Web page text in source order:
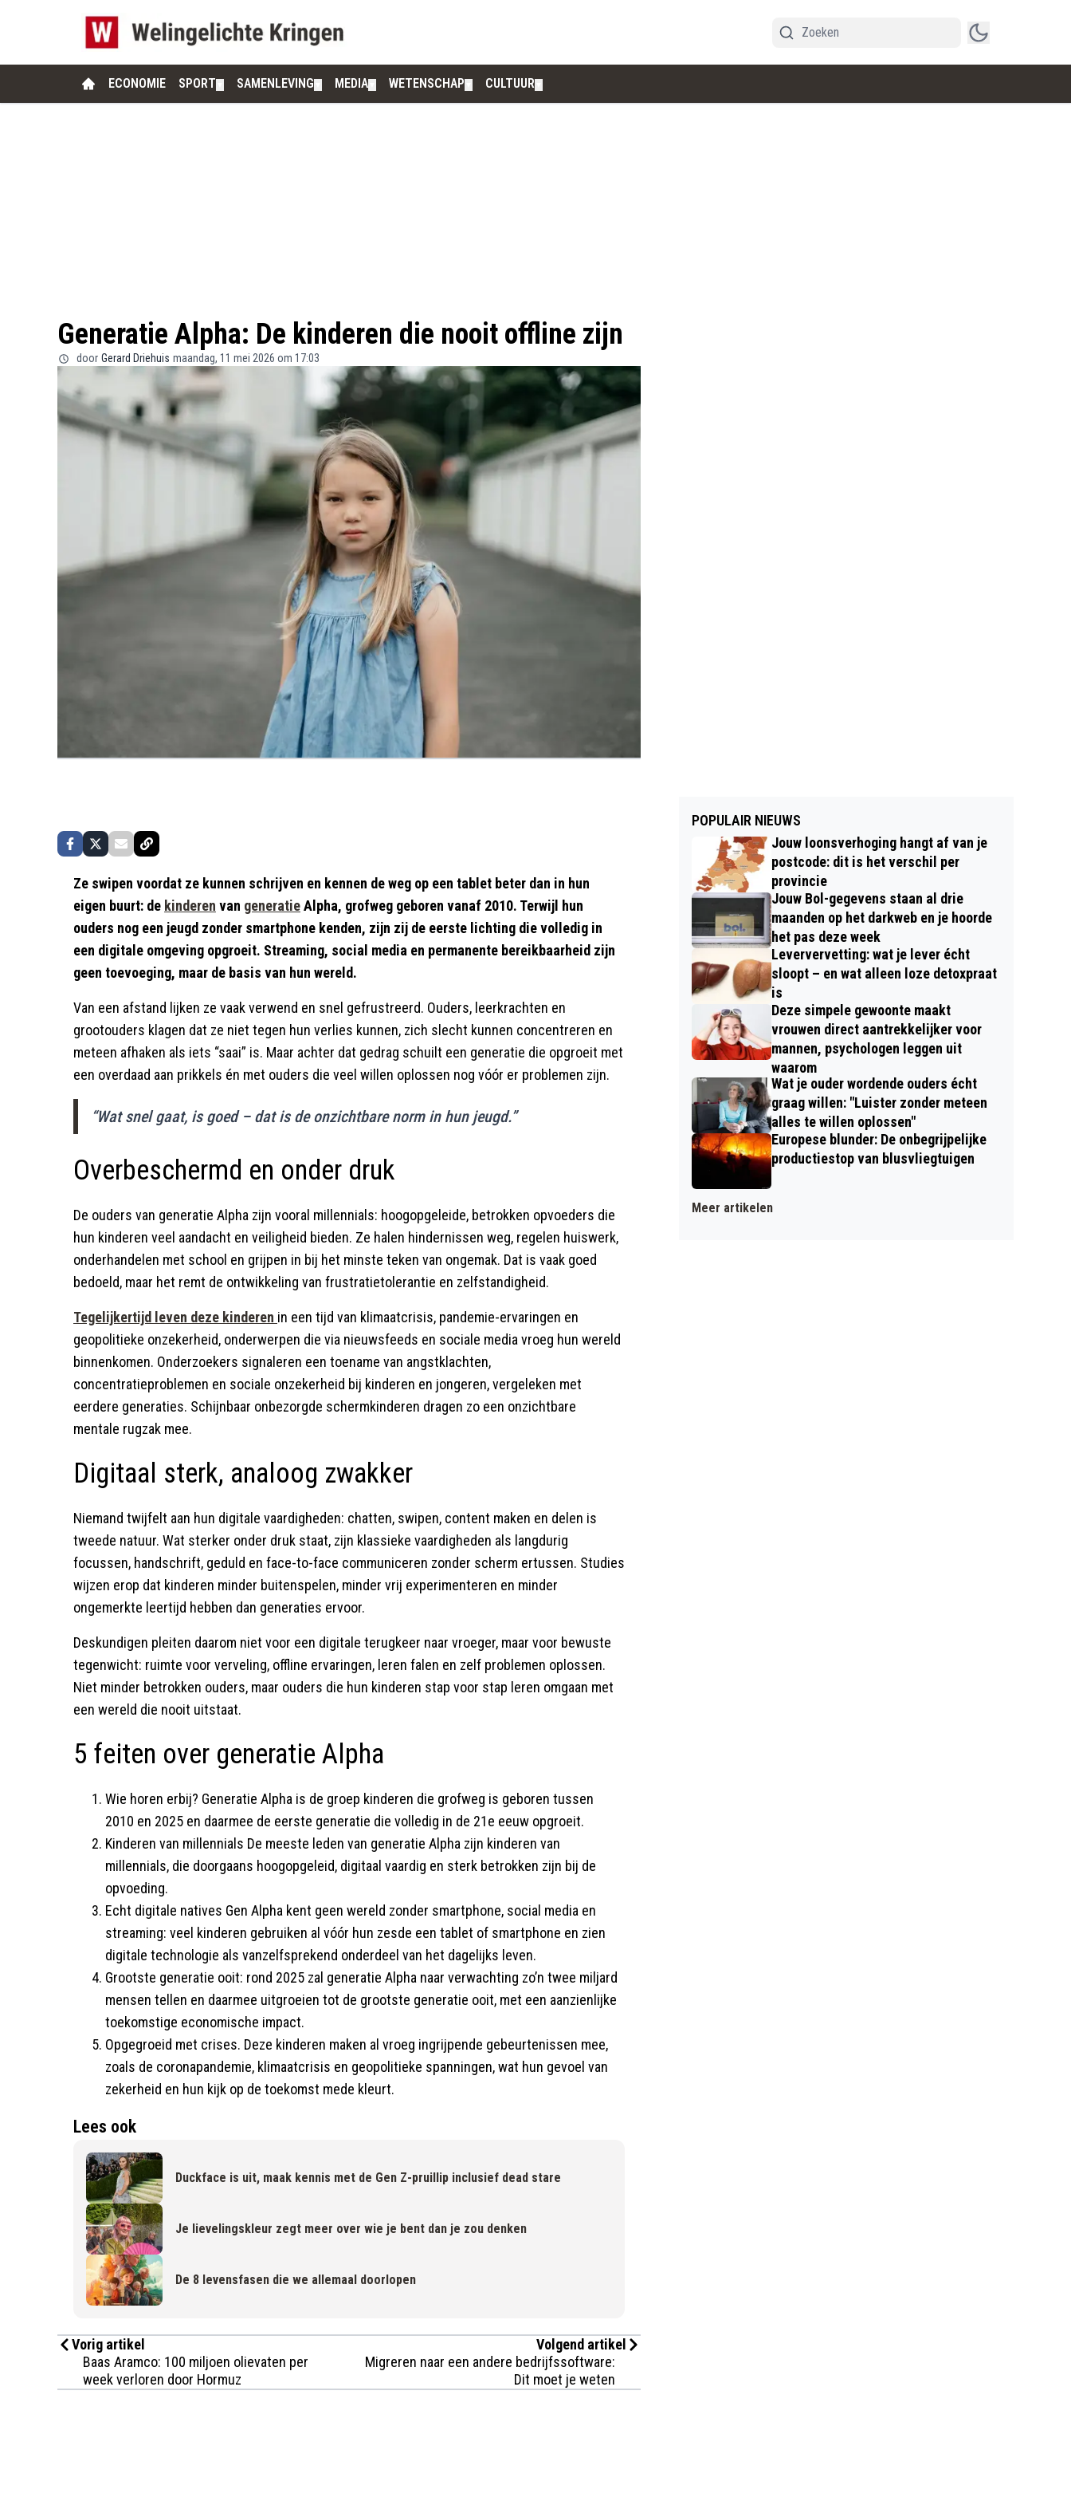
ECONOMIE SPORT SAMENLEVING MEDIA WETENSCHAP CULTUUR
Generatie Alpha: De kinderen die nooit offline zijn
door Gerard Driehuis maandag, 11 mei 2026 om 17:03
Ze swipen voordat ze kunnen schrijven en kennen de weg op een tablet beter dan in hun
eigen buurt: de kinderen van generatieAlpha, grofweg geboren vanaf 2010. Terwijl hun
ouders nog een jeugd zonder smartphone kenden, zijn zij de eerste lichting die volledig in
een digitale omgeving opgroeit. Streaming, social media en permanente bereikbaarheid zijn
geen toevoeging, maar de basis van hun wereld.
Van een afstand lijken ze vaak verwend en snel gefrustreerd. Ouders, leerkrachten en
grootouders klagen dat ze niet tegen hun verlies kunnen, zich slecht kunnen concentreren en
meteen afhaken als iets “saai” is. Maar achter dat gedrag schuilt een generatie die opgroeit met
een overdaad aan prikkels én met ouders die veel willen oplossen nog vóór er problemen zijn.
“Wat snel gaat, is goed – dat is de onzichtbare norm in hun jeugd.”
Overbeschermd en onder druk
De ouders van generatie Alpha zijn vooral millennials: hoogopgeleide, betrokken opvoeders die
hun kinderen veel aandacht en veiligheid bieden. Ze halen hindernissen weg, regelen huiswerk,
onderhandelen met school en grijpen in bij het minste teken van ongemak. Dat is vaak goed
bedoeld, maar het remt de ontwikkeling van frustratietolerantie en zelfstandigheid.
Tegelijkertijd leven deze kinderen in een tijd van klimaatcrisis, pandemie-ervaringen en
geopolitieke onzekerheid, onderwerpen die via nieuwsfeeds en sociale media vroeg hun wereld
binnenkomen. Onderzoekers signaleren een toename van angstklachten,
concentratieproblemen en sociale onzekerheid bij kinderen en jongeren, vergeleken met
eerdere generaties. Schijnbaar onbezorgde schermkinderen dragen zo een onzichtbare
mentale rugzak mee.
Digitaal sterk, analoog zwakker
Niemand twijfelt aan hun digitale vaardigheden: chatten, swipen, content maken en delen is
tweede natuur. Wat sterker onder druk staat, zijn klassieke vaardigheden als langdurig
focussen, handschrift, geduld en face-to-face communiceren zonder scherm ertussen. Studies
wijzen erop dat kinderen minder buitenspelen, minder vrij experimenteren en minder
ongemerkte leertijd hebben dan generaties ervoor.
Deskundigen pleiten daarom niet voor een digitale terugkeer naar vroeger, maar voor bewuste
tegenwicht: ruimte voor verveling, offline ervaringen, leren falen en zelf problemen oplossen.
Niet minder betrokken ouders, maar ouders die hun kinderen stap voor stap leren omgaan met
een wereld die nooit uitstaat.
5 feiten over generatie Alpha
Wie horen erbij? Generatie Alpha is de groep kinderen die grofweg is geboren tussen
2010 en 2025 en daarmee de eerste generatie die volledig in de 21e eeuw opgroeit.
Kinderen van millennials De meeste leden van generatie Alpha zijn kinderen van
millennials, die doorgaans hoogopgeleid, digitaal vaardig en sterk betrokken zijn bij de
opvoeding.
Echt digitale natives Gen Alpha kent geen wereld zonder smartphone, social media en
streaming: veel kinderen gebruiken al vóór hun zesde een tablet of smartphone en zien
digitale technologie als vanzelfsprekend onderdeel van het dagelijks leven.
Grootste generatie ooit: rond 2025 zal generatie Alpha naar verwachting zo’n twee miljard
mensen tellen en daarmee uitgroeien tot de grootste generatie ooit, met een aanzienlijke
toekomstige economische impact.
Opgegroeid met crises. Deze kinderen maken al vroeg ingrijpende gebeurtenissen mee,
zoals de coronapandemie, klimaatcrisis en geopolitieke spanningen, wat hun gevoel van
zekerheid en hun kijk op de toekomst mede kleurt.
Lees ook
Duckface is uit, maak kennis met de Gen Z-pruillip inclusief dead stare
Je lievelingskleur zegt meer over wie je bent dan je zou denken
De 8 levensfasen die we allemaal doorlopen
Vorig artikel
Baas Aramco: 100 miljoen olievaten per
week verloren door Hormuz
Volgend artikel
Migreren naar een andere bedrijfssoftware:
Dit moet je weten
POPULAIR NIEUWS
Jouw loonsverhoging hangt af van je
postcode: dit is het verschil per
provincie
Jouw Bol-gegevens staan al drie
maanden op het darkweb en je hoorde
het pas deze week
Leververvetting: wat je lever écht
sloopt – en wat alleen loze detoxpraat
is
Deze simpele gewoonte maakt
vrouwen direct aantrekkelijker voor
mannen, psychologen leggen uit
waarom
Wat je ouder wordende ouders écht
graag willen: "Luister zonder meteen
alles te willen oplossen"
Europese blunder: De onbegrijpelijke
productiestop van blusvliegtuigen
Meer artikelen